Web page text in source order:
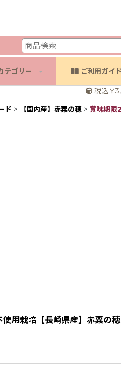
テゴリー ご利用ガイド
税込￥
ド > 【国内産】赤粟の穂 > 賞味期
用栽培【長崎県産】赤粟の